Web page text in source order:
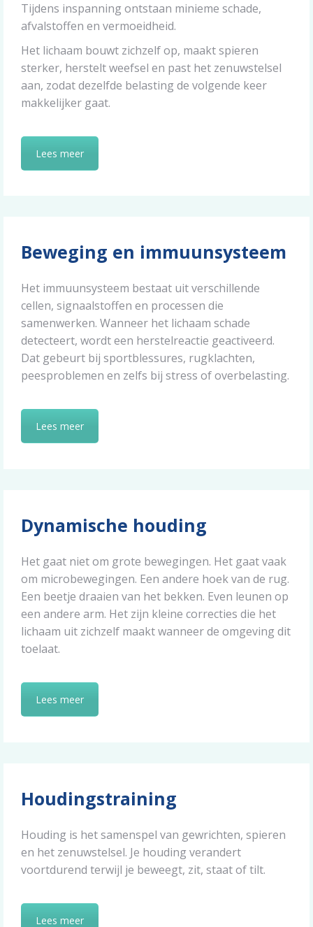
Tijdens inspanning ontstaan minieme schade,
afvalstoffen en vermoeidheid.
Het lichaam bouwt zichzelf op, maakt spieren
sterker, herstelt weefsel en past het zenuwstelsel
aan, zodat dezelfde belasting de volgende keer
makkelijker gaat.
Lees meer
Beweging en immuunsysteem
Het immuunsysteem bestaat uit verschillende
cellen, signaalstoffen en processen die
samenwerken. Wanneer het lichaam schade
detecteert, wordt een herstelreactie geactiveerd.
Dat gebeurt bij sportblessures, rugklachten,
peesproblemen en zelfs bij stress of overbelasting.
Lees meer
Dynamische houding
Het gaat niet om grote bewegingen. Het gaat vaak
om microbewegingen. Een andere hoek van de rug.
Een beetje draaien van het bekken. Even leunen op
een andere arm. Het zijn kleine correcties die het
lichaam uit zichzelf maakt wanneer de omgeving dit
toelaat.
Lees meer
Houdingstraining
Houding is het samenspel van gewrichten, spieren
en het zenuwstelsel. Je houding verandert
voortdurend terwijl je beweegt, zit, staat of tilt.
Lees meer